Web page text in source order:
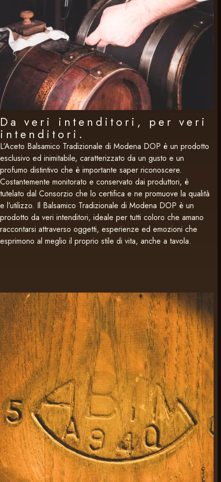
Da veri intenditori, per veri
intenditori.
L’Aceto Balsamico Tradizionale di Modena DOP è un prodotto
esclusivo ed inimitabile, caratterizzato da un gusto e un
profumo distintivo che è importante saper riconoscere.
Costantemente monitorato e conservato dai produttori, è
tutelato dal Consorzio che lo certifica e ne promuove la qualità
e l’utilizzo. Il Balsamico Tradizionale di Modena DOP è un
prodotto da veri intenditori, ideale per tutti coloro che amano
raccontarsi attraverso oggetti, esperienze ed emozioni che
esprimono al meglio il proprio stile di vita, anche a tavola.